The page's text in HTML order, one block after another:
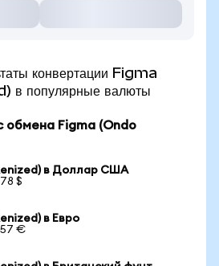
конвертации Figma
популярные валюты
обмена Figma (Ondo
в Доллар США
$
в Евро
€